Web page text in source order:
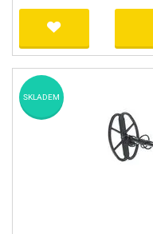
SKLADEM